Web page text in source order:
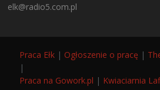
elk@radio5.com.pl
Praca Ełk | Ogłoszenie o pracę |
|
Praca na Gowork.pl | Kwiaciarnia